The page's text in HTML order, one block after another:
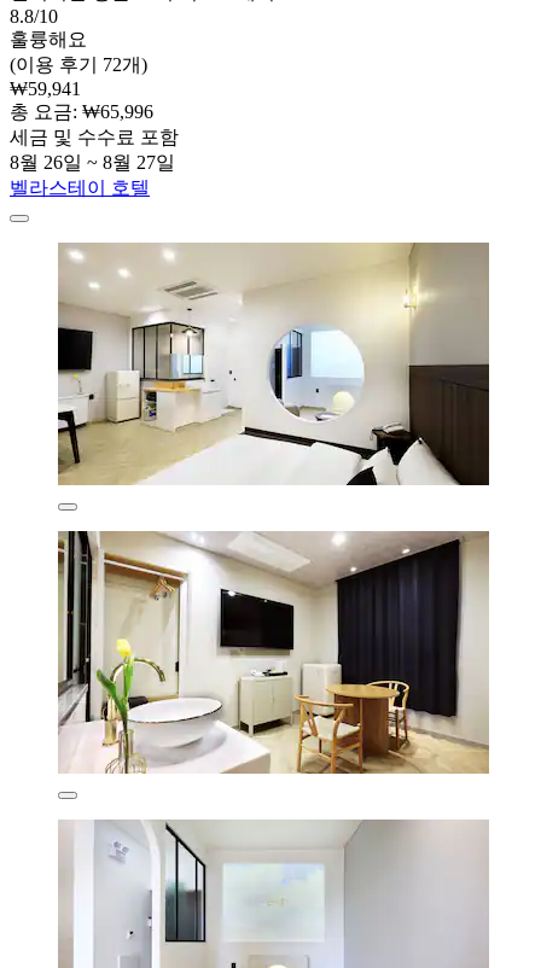
8.8/10
훌륭해요
(이용 후기 72개)
₩59,941
총 요금: ₩65,996
세금 및 수수료 포함
8월 26일 ~ 8월 27일
벨라스테이 호텔